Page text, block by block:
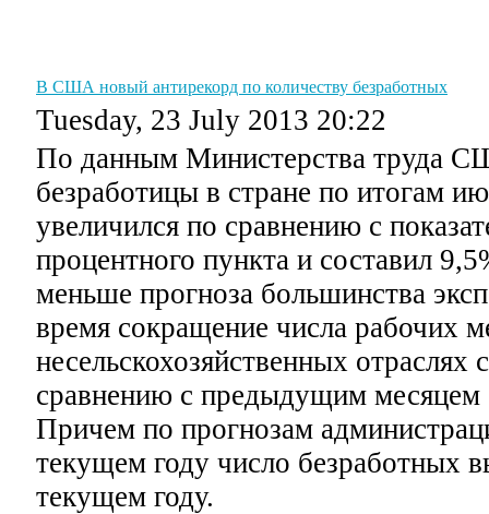
В США новый антирекорд по количеству безработных
Tuesday, 23 July 2013 20:22
По данным Министерства труда
безработицы в стране по итогам
увеличился по сравнению с
процентного пункта и составил
меньше прогноза большинства
время сокращение числа рабочих
несельскохозяйственных
сравнению с предыдущим месяцем
Причем по прогнозам
текущем году число безработных
текущем году.